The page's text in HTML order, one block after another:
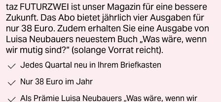
taz FUTURZWEI ist unser Magazin für eine bessere
Zukunft. Das Abo bietet jährlich vier Ausgaben für
nur 38 Euro. Zudem erhalten Sie eine Ausgabe von
Luisa Neubauers neuestem Buch „Was wäre, wenn
wir mutig sind?“ (solange Vorrat reicht).
Jedes Quartal neu in Ihrem Briefkasten
Nur 38 Euro im Jahr
Als Prämie Luisa Neubauers „Was wäre, wenn wir